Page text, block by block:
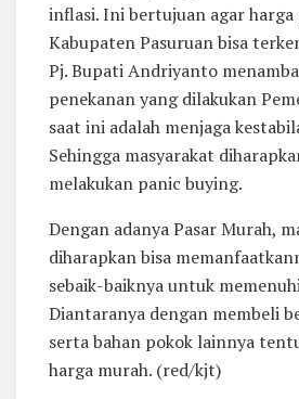
inflasi. Ini bertujuan agar harga
Kabupaten Pasuruan bisa
Pj. Bupati Andriyanto
penekanan yang dilakukan
saat ini adalah menjaga
Sehingga masyarakat
melakukan panic buying.
Dengan adanya Pasar Murah,
diharapkan bisa
sebaik-baiknya untuk
Diantaranya dengan membeli
serta bahan pokok lainnya
harga murah. (red/kjt)